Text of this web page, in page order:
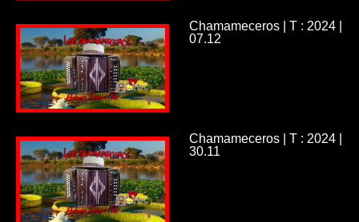
Chamameceros | T : 2024 |
07.12
Chamameceros | T : 2024 |
30.11